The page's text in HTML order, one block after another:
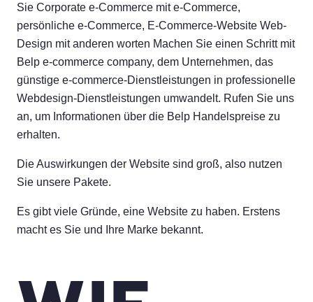
Sie Corporate e-Commerce mit e-Commerce,
persönliche e-Commerce, E-Commerce-Website Web-
Design mit anderen worten Machen Sie einen Schritt mit
Belp e-commerce company, dem Unternehmen, das
günstige e-commerce-Dienstleistungen in professionelle
Webdesign-Dienstleistungen umwandelt. Rufen Sie uns
an, um Informationen über die Belp Handelspreise zu
erhalten.
Die Auswirkungen der Website sind groß, also nutzen
Sie unsere Pakete.
Es gibt viele Gründe, eine Website zu haben. Erstens
macht es Sie und Ihre Marke bekannt.